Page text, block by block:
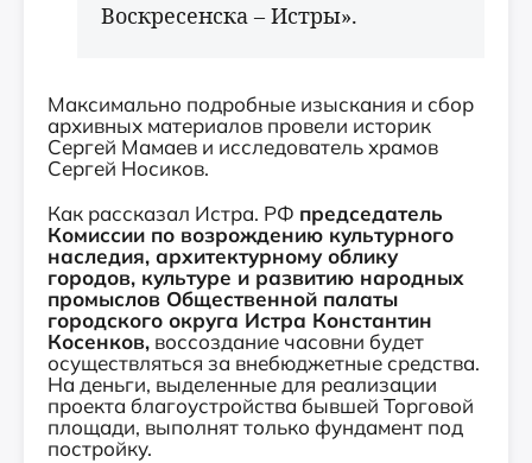
Воскресенска – Истры».
Максимально подробные изыскания и сбор
архивных материалов провели историк
Сергей Мамаев и исследователь храмов
Сергей Носиков.
Как рассказал Истра. РФ председатель
Комиссии по возрождению культурного
наследия, архитектурному облику
городов, культуре и развитию народных
промыслов Общественной палаты
городского округа Истра Константин
Косенков, воссоздание часовни будет
осуществляться за внебюджетные средства.
На деньги, выделенные для реализации
проекта благоустройства бывшей Торговой
площади, выполнят только фундамент под
постройку.